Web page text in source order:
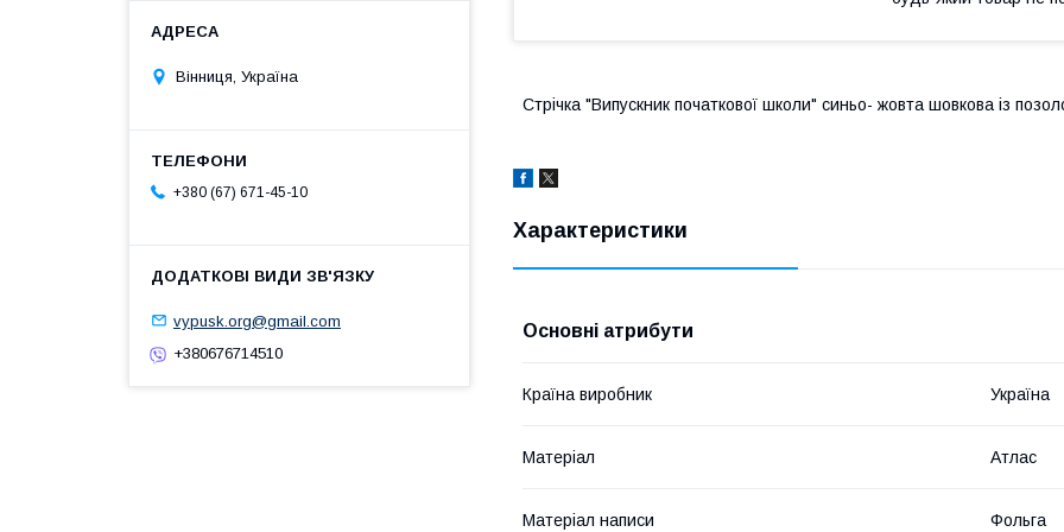
Стрічка "Випускник початкової школи" синьо- жовта шовкова із
Характеристики
Основні атрибути
Країна виробник Україна
Матеріал Атлас
Матеріал написи Фольга
Вінниця, Україна
+380 (67) 671-45-10
vypusk.org@gmail.com
+380676714510